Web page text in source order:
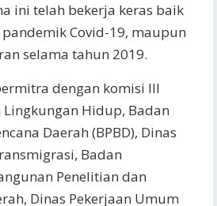
ini telah bekerja keras baik
Covid-19, maupun
selama tahun 2019.
dengan komisi III
Hidup, Badan
Daerah (BPBD), Dinas
Badan
Penelitian dan
Dinas Pekerjaan Umum